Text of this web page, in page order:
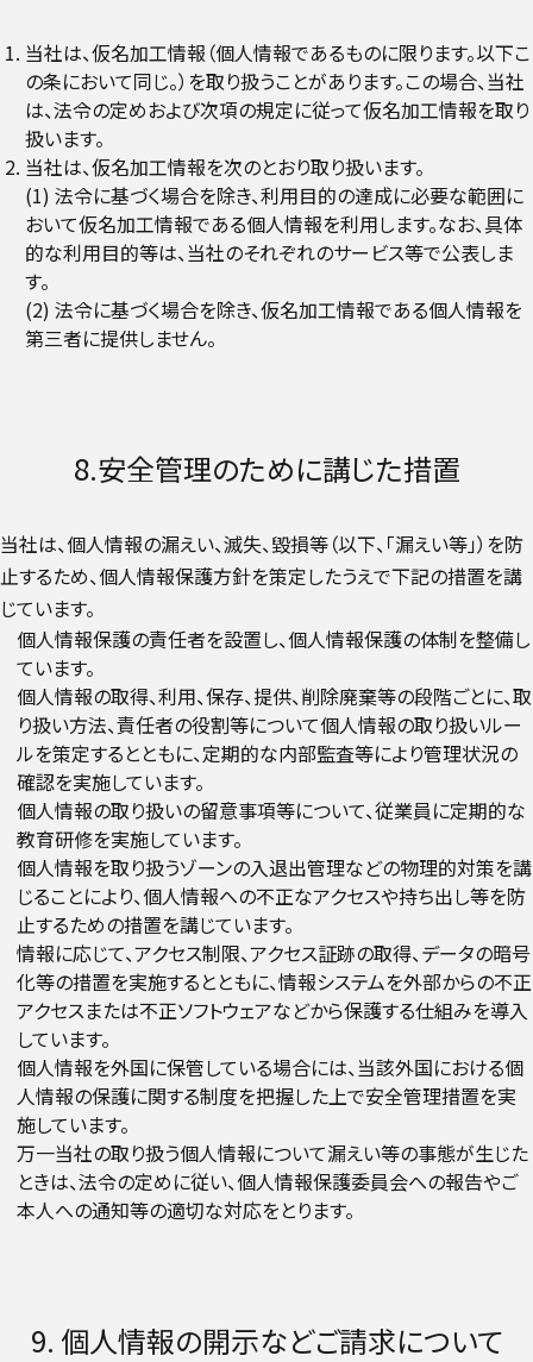
当社は、仮名加工情報（個人情報であるものに限ります。以下こ
の条において同じ。）を取り扱うことがあります。この場合、当社
は、法令の定めおよび次項の規定に従って仮名加工情報を取り
扱います。
当社は、仮名加工情報を次のとおり取り扱います。
(1) 法令に基づく場合を除き、利用目的の達成に必要な範囲に
おいて仮名加工情報である個人情報を利用します。なお、具体
的な利用目的等は、当社のそれぞれのサービス等で公表しま
す。
(2) 法令に基づく場合を除き、仮名加工情報である個人情報を
第三者に提供しません。
8.安全管理のために講じた措置
当社は、個人情報の漏えい、滅失、毀損等（以下、「漏えい等」）を防
止するため、個人情報保護方針を策定したうえで下記の措置を講
じています。
個人情報保護の責任者を設置し、個人情報保護の体制を整備し
ています。
個人情報の取得、利用、保存、提供、削除廃棄等の段階ごとに、取
り扱い方法、責任者の役割等について個人情報の取り扱いルー
ルを策定するとともに、定期的な内部監査等により管理状況の
確認を実施しています。
個人情報の取り扱いの留意事項等について、従業員に定期的な
教育研修を実施しています。
個人情報を取り扱うゾーンの入退出管理などの物理的対策を講
じることにより、個人情報への不正なアクセスや持ち出し等を防
止するための措置を講じています。
情報に応じて、アクセス制限、アクセス証跡の取得、データの暗号
化等の措置を実施するとともに、情報システムを外部からの不正
アクセスまたは不正ソフトウェアなどから保護する仕組みを導入
しています。
個人情報を外国に保管している場合には、当該外国における個
人情報の保護に関する制度を把握した上で安全管理措置を実
施しています。
万一当社の取り扱う個人情報について漏えい等の事態が生じた
ときは、法令の定めに従い、個人情報保護委員会への報告やご
本人への通知等の適切な対応をとります。
9. 個人情報の開示などご請求について